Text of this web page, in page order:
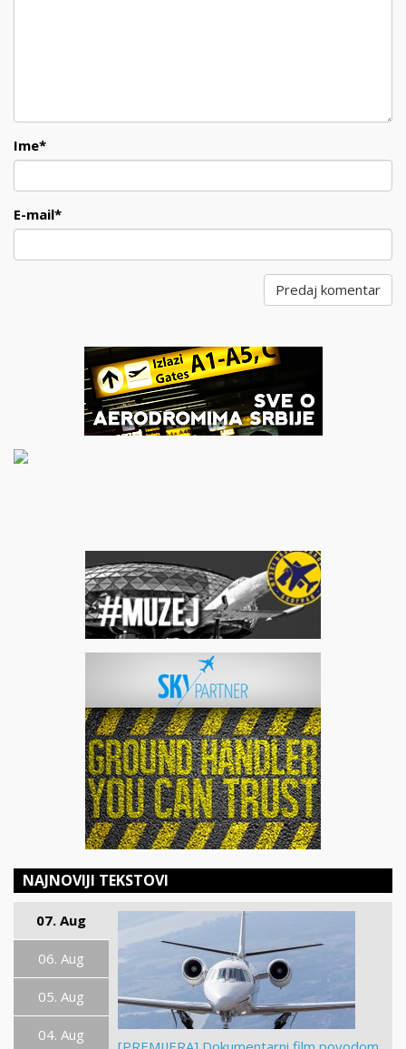
Ime*
E-mail*
NAJNOVIJI TEKSTOVI
07. Aug
06. Aug
05. Aug
04. Aug